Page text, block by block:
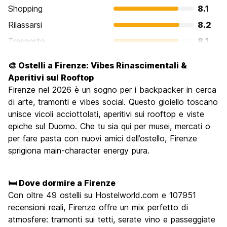
Shopping
8.1
Rilassarsi
8.2
Trasporto
8.1
Luoghi di interesse culturale
Festa / Vita notturna
7.4
Qualita' Prezzo
7.7
🎨 Ostelli a Firenze: Vibes Rinascimentali &
Aperitivi sul Rooftop
Firenze nel 2026 è un sogno per i backpacker in cerca
di arte, tramonti e vibes social. Questo gioiello toscano
unisce vicoli acciottolati, aperitivi sui rooftop e viste
epiche sul Duomo. Che tu sia qui per musei, mercati o
per fare pasta con nuovi amici dell’ostello, Firenze
sprigiona main-character energy pura.
🛏️ Dove dormire a Firenze
Con oltre 49 ostelli su Hostelworld.com e 107951
recensioni reali, Firenze offre un mix perfetto di
atmosfere: tramonti sui tetti, serate vino e passeggiate